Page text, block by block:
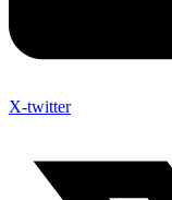
X-twitter